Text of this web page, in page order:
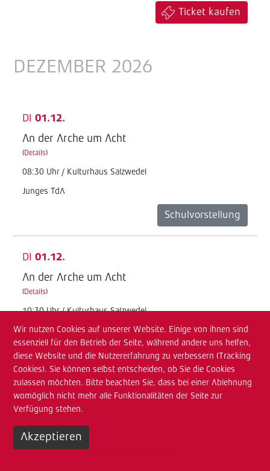
Ticket kaufen
DEZEMBER 2026
DI 01.12.
An der Arche um Acht
(Details)
08:30 Uhr / Kulturhaus Salzwedel
Junges TdA
Schulvorstellung
DI 01.12.
An der Arche um Acht
(Details)
10:30 Uhr / Kulturhaus Salzwedel
Junges TdA
Schulvorstellung
MI 02.12.
An der Arche um Acht
(Details
08:30 Uhr / Kulturhaus Salzwedel
Wir nutzen Cookies auf unserer Website. Einige von ihnen sind
essenziell für den Betrieb der Seite, während andere uns helfen,
diese Website und die Nutzererfahrung zu verbessern (Tracking
Cookies). Sie können selbst entscheiden, ob Sie die Cookies
zulassen möchten. Bitte beachten Sie, dass bei einer Ablehnung
womöglich nicht mehr alle Funktionalitäten der Seite zur
Verfügung stehen.
Akzeptieren